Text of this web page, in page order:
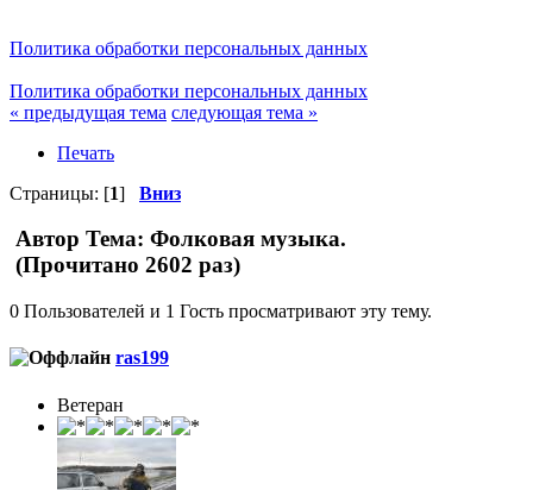
Политика обработки персональных данных
Политика обработки персональных данных
« предыдущая тема следующая тема »
Печать
Страницы: [1] Вниз
Автор Тема: Фолковая музыка.
(Прочитано 2602 раз)
0 Пользователей и 1 Гость просматривают эту тему.
ras199
Ветеран